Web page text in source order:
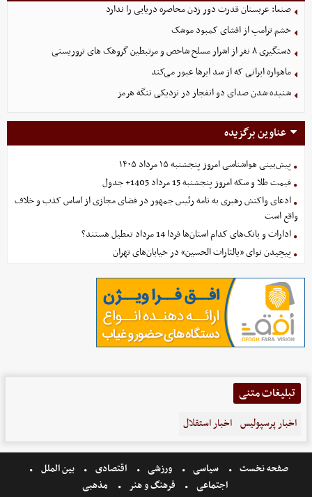
صنعا: عربستان قدرت دور زدن محاصره دریایی را ندارد
خشم ترامپ از افشای کمبود موشک
دستگیری ۸ نفر از اشرار مسلح شاخص و مرتبطین گروهک های تروریستی
ماهواره ایرانی که از سد ابرها عبور می‌کند
شنیده شدن صدای دو انفجار در نزدیکی تنگه هرمز
عناوین برگزیده
پیش‌بینی هواشناسی امروز پنجشنبه ۱۵ مرداد ۱۴۰۵
قیمت طلا و سکه امروز پنجشنبه 15 مرداد 1405+ جدول
ادعای واکنش رهبری به نامه رئیس جمهور در فضای مجازی از اساس کذب و خلاف
واقع است
ادارات و بانک‌های کدام استان‌ها فردا 14 مرداد تعطیل هستند؟
پیچیدن نوای «یالثارات الحسین» در خیابان‌های تهران
تبلیغات متنی
اخبار پرسپولیس اخبار استقلال
صفحه نخست سیاسی ورزشی اقتصادی
بین الملل
اجتماعی
فرهنگ و هنر مذهبی